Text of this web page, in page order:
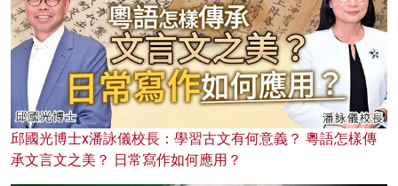
邱國光博士x潘詠儀校長：學習古文有何意義？ 粵語怎樣傳
承文言文之美？ 日常寫作如何應用？